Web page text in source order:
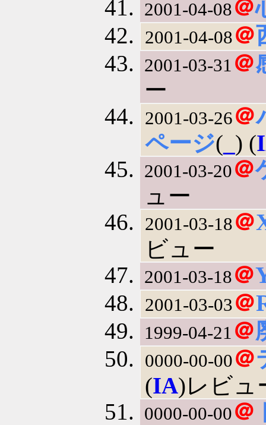
2001-04-08＠
2001-04-08＠
2001-03-31 ＠
ー
2001-03-26＠
ページ( ) (
2001-03-20＠
ュー
2001-03-18＠
ビュー
2001-03-18＠
2001-03-03＠
1999-04-21 ＠
0000-00-00＠
(IA)レビュ
0000-00-00＠